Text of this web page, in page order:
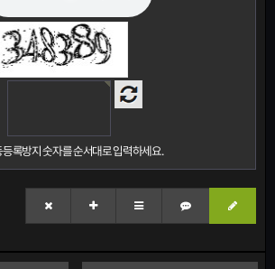
등록방지 숫자를 순서대로 입력하세요.